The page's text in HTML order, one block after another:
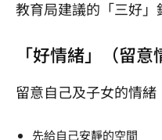
教育局建議的「三好」
「好情緒」（留意
留意自己及子女的情緒
先給自己安靜的空間